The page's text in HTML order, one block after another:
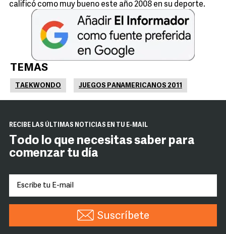
calificó como muy bueno este año 2008 en su deporte.
TEMAS
TAEKWONDO JUEGOS PANAMERICANOS 2011
RECIBE LAS ÚLTIMAS NOTICIAS EN TU E-MAIL
Todo lo que necesitas saber para
comenzar tu día
Suscríbete